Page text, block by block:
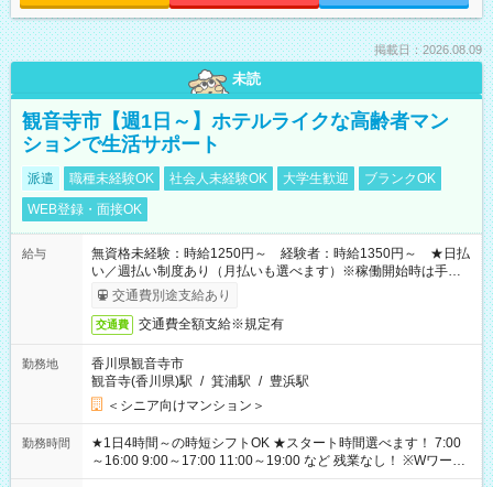
掲載日：2026.08.09
未読
観音寺市【週1日～】ホテルライクな高齢者マン
ションで生活サポート
派遣 職種未経験OK 社会人未経験OK 大学生歓迎
ブランクOK
WEB登録・面接OK
給与
無資格未経験：時給1250円～ 経験者：時給1350円～ ★日払
い／週払い制度あり（月払いも選べます）※稼働開始時は手続き
完了次第のお支払いとなります。
交通費別途支給あり
交通費 交通費全額支給※規定有
勤務地
香川県観音寺市
観音寺(香川県)駅 / 箕浦駅 / 豊浜駅
＜シニア向けマンション＞
勤務時間
★1日4時間～の時短シフトOK ★スタート時間選べます！ 7:00
～16:00 9:00～17:00 11:00～19:00 など 残業なし！ ※Wワーク
の場合、他のお仕事と合わせ週40時間超の就業はご案内できま